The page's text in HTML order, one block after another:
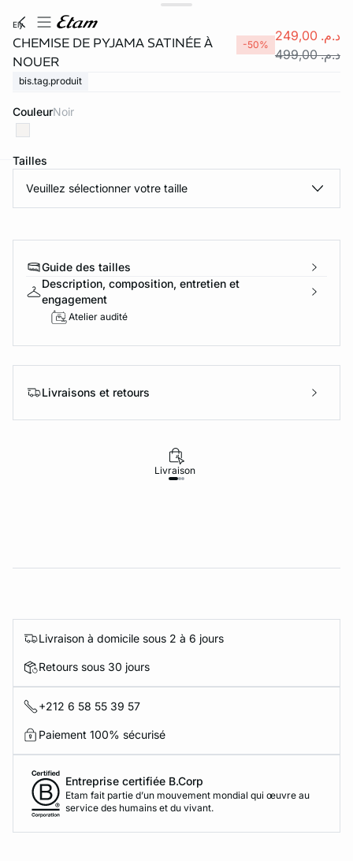
ely
CHEMISE DE PYJAMA SATINÉE À
NOUER
-50%
د.م. 249,00
د.م. 499,00
bis.tag.produit
Couleur noir
Tailles
Veuillez sélectionner votre taille
Guide des tailles
Description, composition, entretien et
engagement
Atelier audité
Livraisons et retours
Livraison
Livraison à domicile sous 2 à 6 jours
Retours sous 30 jours
+212 6 58 55 39 57
Paiement 100% sécurisé
Entreprise certifiée B.Corp
Etam fait partie d’un mouvement mondial qui œuvre au
service des humains et du vivant.